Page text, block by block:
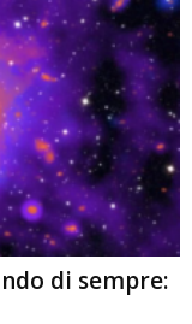
di sempre: